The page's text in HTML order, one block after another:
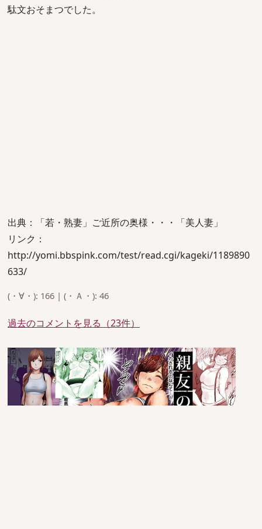
駄文おそまつでした。
出典：「若・熟妻」ご近所の奥様・・・「美人妻」
リンク：
http://yomi.bbspink.com/test/read.cgi/kageki/1189890
633/
(・∀・): 166 | (・Ａ・): 46
過去のコメントを見る（23件）